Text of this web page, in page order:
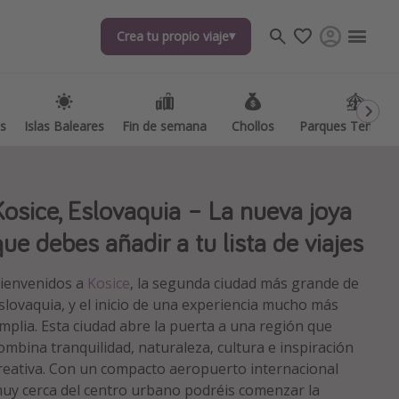
Crea tu propio viaje
Islas Baleares Fin de semana Chollos Parques
Crea tu propio viaje
Islas Baleares Fin de semana Chollos Parques
destinos
Eslovaquia – La nueva joya
debes añadir a tu lista de viajes
a Kosice, la segunda ciudad más grande de
y el inicio de una experiencia mucho más
Esta ciudad abre la puerta a una región que
tranquilidad, naturaleza, cultura e inspiración
Con un compacto aeropuerto internacional
cerca del centro urbano podréis comenzar la